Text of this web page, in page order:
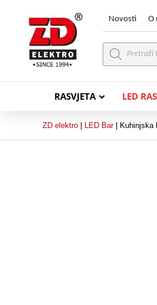
Novosti O
Products
search
RASVJETA LED
ZD elektro LED Bar| Kuhinjska